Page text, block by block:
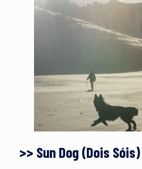
>> Sun Dog (Dois Sóis)